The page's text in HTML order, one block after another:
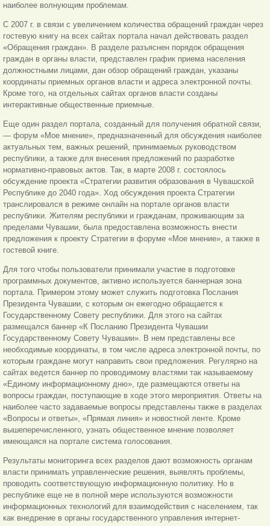
наиболее волнующим проблемам.
С 2007 г. в связи с увеличением количества обращений граждан через
гостевую книгу на всех сайтах портала начал действовать раздел
«Обращения граждан». В разделе разъяснен порядок обращения
граждан в органы власти, представлен график приема населения
должностными лицами, дан обзор обращений граждан, указаны
координаты приемных органов власти и адреса электронной почты.
Кроме того, на отдельных сайтах органов власти созданы
интерактивные общественные приемные.
Еще один раздел портала, созданный для получения обратной связи,
— форум «Мое мнение», предназначенный для обсуждения наиболее
актуальных тем, важных решений, принимаемых руководством
республики, а также для внесения предложений по разработке
нормативно-правовых актов. Так, в марте 2008 г. состоялось
обсуждение проекта «Стратегии развития образования в Чувашской
Республике до 2040 года». Ход обсуждения проекта Стратегии
транслировался в режиме онлайн на портале органов власти
республики. Жителям республики и гражданам, проживающим за
пределами Чувашии, была предоставлена возможность внести
предложения к проекту Стратегии в форуме «Мое мнение», а также в
гостевой книге.
Для того чтобы пользователи принимали участие в подготовке
программных документов, активно используется баннерная зона
портала. Примером этому может служить подготовка Послания
Президента Чувашии, с которым он ежегодно обращается к
Государственному Совету республики. Для этого на сайтах
размещался баннер «К Посланию Президента Чувашии
Государственному Совету Чувашии». В нем представлены все
необходимые координаты, в том числе адреса электронной почты, по
которым граждане могут направить свои предложения. Регулярно на
сайтах ведется баннер по проводимому властями так называемому
«Единому информационному дню», где размещаются ответы на
вопросы граждан, поступающие в ходе этого мероприятия. Ответы на
наиболее часто задаваемые вопросы представлены также в разделах
«Вопросы и ответы», «Прямая линия» и новостной ленте. Кроме
вышеперечисленного, узнать общественное мнение позволяет
имеющаяся на портале система голосования.
Результаты мониторинга всех разделов дают возможность органам
власти принимать управленческие решения, выявлять проблемы,
проводить соответствующую информационную политику. Но в
республике еще не в полной мере используются возможности
информационных технологий для взаимодействия с населением, так
как внедрение в органы государственного управления интернет-